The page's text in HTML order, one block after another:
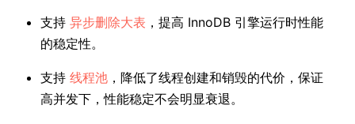
支持异步删除大表 ，提高 InnoDB 引擎运行时性能
的稳定性。
支持线程池 ，降低了线程创建和销毁的代价，保证
高并发下，性能稳定不会明显衰退。